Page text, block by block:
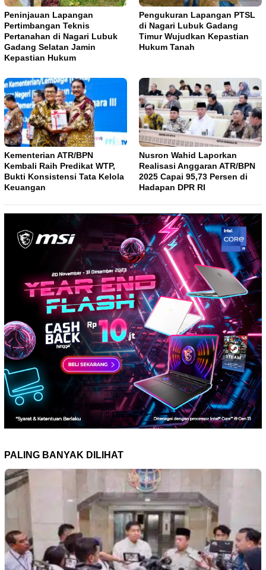
Peninjauan Lapangan
Pertimbangan Teknis
Pertanahan di Nagari Lubuk
Gadang Selatan Jamin
Kepastian Hukum
Pengukuran Lapangan PTSL
di Nagari Lubuk Gadang
Timur Wujudkan Kepastian
Hukum Tanah
Kementerian ATR/BPN
Kembali Raih Predikat WTP,
Bukti Konsistensi Tata Kelola
Keuangan
Nusron Wahid Laporkan
Realisasi Anggaran ATR/BPN
2025 Capai 95,73 Persen di
Hadapan DPR RI
PALING BANYAK DILIHAT